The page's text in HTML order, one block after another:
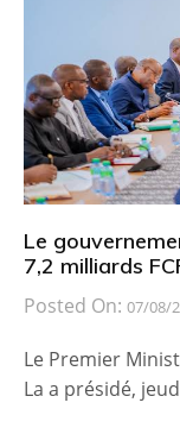
Le
7,2 milliards
Posted On: 07/08/
Le Premier
La a présidé,